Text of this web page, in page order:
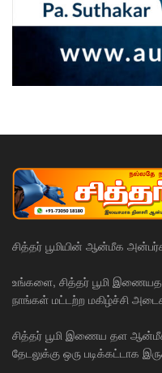
சித்தர் பூமியின் ஆன்மீக
உங்களை, சித்தர் பூமி
நாங்கள் மட்டற்ற மகிழ்ச்சி
சித்தர் பூமி இணைய தள
தேடலுக்கு ஒரு படிக்கட்டாக